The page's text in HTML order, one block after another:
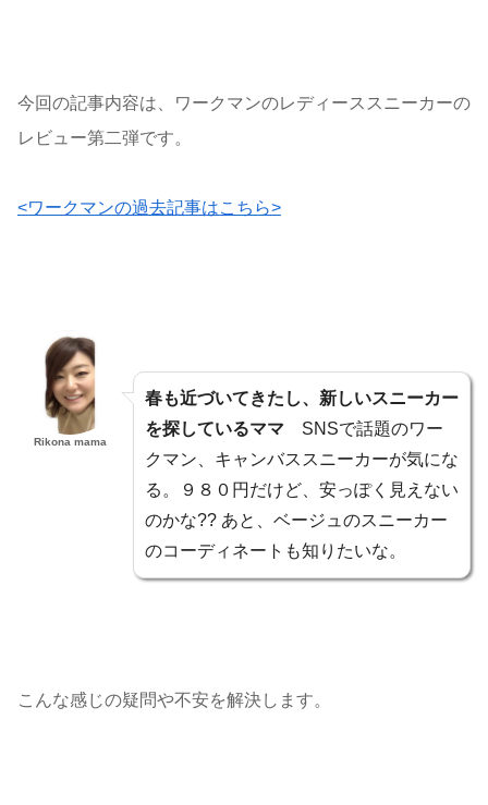
今回の記事内容は、ワークマンのレディーススニーカーの
レビュー第二弾です。
<ワークマンの過去記事はこちら>
Rikona mama
春も近づいてきたし、新しいスニーカー
を探しているママ SNSで話題のワー
クマン、キャンバススニーカーが気にな
る。９８０円だけど、安っぽく見えない
のかな?? あと、ベージュのスニーカー
のコーディネートも知りたいな。
こんな感じの疑問や不安を解決します。